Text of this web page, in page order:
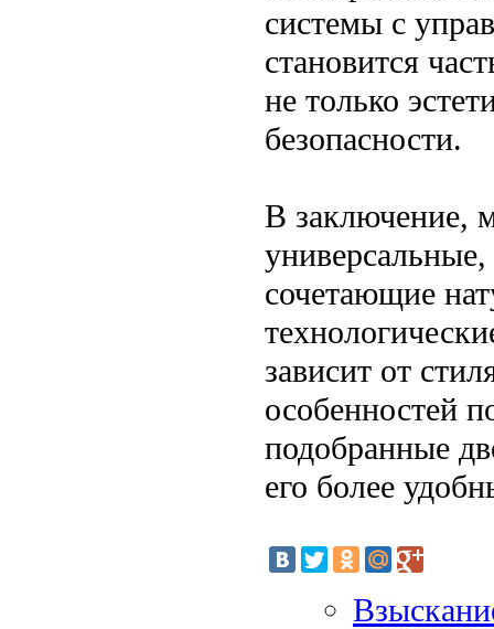
системы с
становится
не только
безопасности.
В заключение,
сочетающие
зависит от
особенностей
подобранные
его более